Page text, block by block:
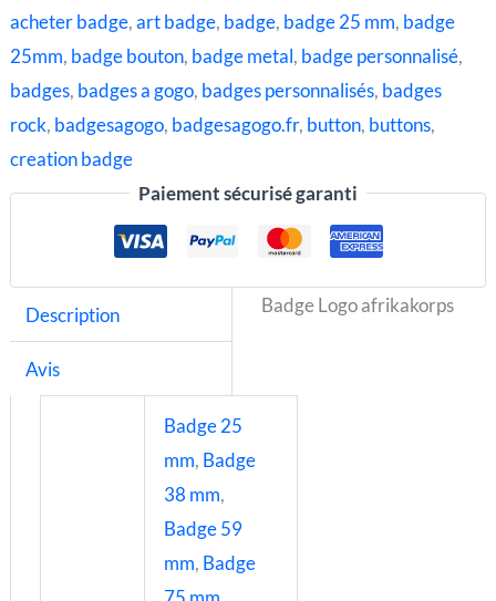
acheter badge,art badge, badge, badge 25 mm, badge
25mm, badge bouton, badge metal, badge personnalisé,
badges, badges a gogo, badges personnalisés, badges
rock, badgesagogo, badgesagogo.fr, button, buttons,
creation badge
Paiement sécurisé garanti
Description
Avis
Badge Logo afrikakorps
Badge 25
mm, Badge
38 mm,
Badge 59
mm, Badge